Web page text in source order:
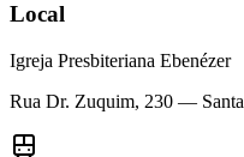
Local
Igreja Presbiteriana Ebenézer
Rua Dr. Zuquim, 230 —